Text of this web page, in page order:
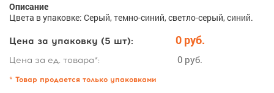
Описание
Цвета в упаковке: Серый, темно-синий, светло-серый, синий.
Цена за упаковку (5 шт): 0 руб.
Цена за ед. товара*: 0 руб.
* Товар продается только упаковками